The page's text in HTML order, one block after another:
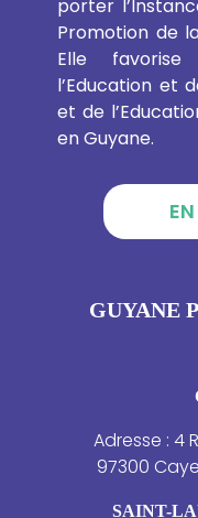
porter
Promotion de
Elle
l’Education et
et de
en Guyane.
GUYANE
Adresse : 4
97300
SAINT-